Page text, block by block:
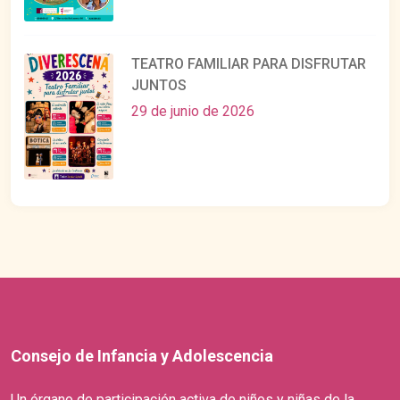
TEATRO FAMILIAR PARA DISFRUTAR
JUNTOS
29 de junio de 2026
Consejo de Infancia y Adolescencia